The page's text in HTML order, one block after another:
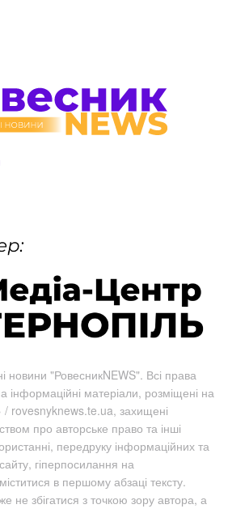
новини "РовесникNEWS". Всі права
інформаційні матеріали, розміщені на
/ rovesnyknews.te.ua, захищені
про авторське право та інші
передруку інформаційних та
гіперпосилання на
в першому абзаці тексту.
не збігатися з точкою зору автора, а